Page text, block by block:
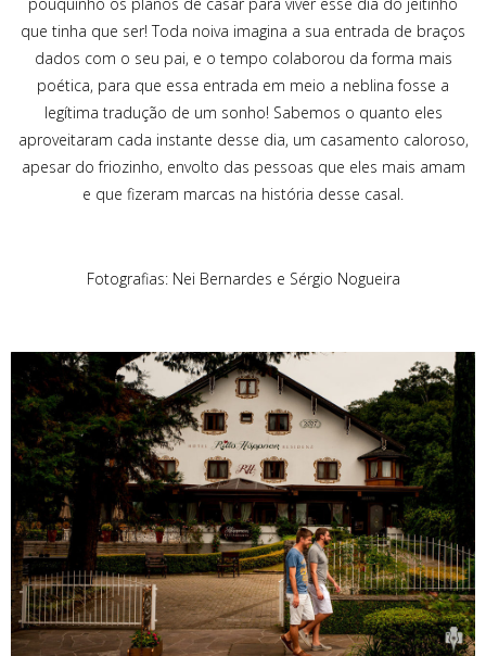
que tinha que ser! Toda noiva imagina a sua entrada de braços
dados com o seu pai, e o tempo colaborou da forma mais
poética, para que essa entrada em meio a neblina fosse a
legítima tradução de um sonho! Sabemos o quanto eles
aproveitaram cada instante desse dia, um casamento caloroso,
apesar do friozinho, envolto das pessoas que eles mais amam
e que fizeram marcas na história desse casal.
Fotografias: Nei Bernardes e Sérgio Nogueira